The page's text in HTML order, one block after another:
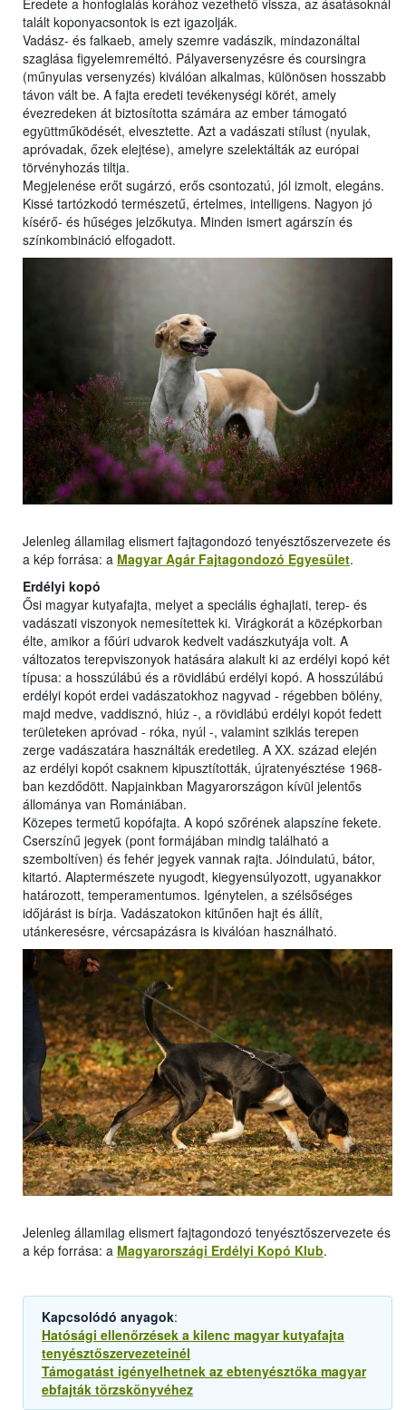
talált koponyacsontok is ezt igazolják.
Vadász- és falkaeb, amely szemre vadászik, mindazonáltal
szaglása figyelemreméltó. Pályaversenyzésre és coursingra
(műnyulas versenyzés) kiválóan alkalmas, különösen hosszabb
távon vált be. A fajta eredeti tevékenységi körét, amely
évezredeken át biztosította számára az ember támogató
együttműködését, elvesztette. Azt a vadászati stílust (nyulak,
apróvadak, őzek elejtése), amelyre szelektálták az európai
törvényhozás tiltja.
Megjelenése erőt sugárzó, erős csontozatú, jól izmolt, elegáns.
Kissé tartózkodó természetű, értelmes, intelligens. Nagyon jó
kísérő- és hűséges jelzőkutya. Minden ismert agárszín és
színkombináció elfogadott.
Jelenleg államilag elismert fajtagondozó tenyésztőszervezete és
a kép forrása: a Magyar Agár Fajtagondozó Egyesület.
Erdélyi kopó
Ősi magyar kutyafajta, melyet a speciális éghajlati, terep- és
vadászati viszonyok nemesítettek ki. Virágkorát a középkorban
élte, amikor a főúri udvarok kedvelt vadászkutyája volt. A
változatos terepviszonyok hatására alakult ki az erdélyi kopó két
típusa: a hosszúlábú és a rövidlábú erdélyi kopó. A hosszúlábú
erdélyi kopót erdei vadászatokhoz nagyvad - régebben bölény,
majd medve, vaddisznó, hiúz -, a rövidlábú erdélyi kopót fedett
területeken apróvad - róka, nyúl -, valamint sziklás terepen
zerge vadászatára használták eredetileg. A XX. század elején
az erdélyi kopót csaknem kipusztították, újratenyésztése 1968-
ban kezdődött. Napjainkban Magyarországon kívül jelentős
állománya van Romániában.
Közepes termetű kopófajta. A kopó szőrének alapszíne fekete.
Cserszínű jegyek (pont formájában mindig található a
szemboltíven) és fehér jegyek vannak rajta. Jóindulatú, bátor,
kitartó. Alaptermészete nyugodt, kiegyensúlyozott, ugyanakkor
határozott, temperamentumos. Igénytelen, a szélsőséges
időjárást is bírja. Vadászatokon kitűnően hajt és állít,
utánkeresésre, vércsapázásra is kiválóan használható.
Jelenleg államilag elismert fajtagondozó tenyésztőszervezete és
a kép forrása: a Magyarországi Erdélyi Kopó Klub.
Kapcsolódó anyagok:
Hatósági ellenőrzések a kilenc magyar kutyafajta
tenyésztőszervezeteinél
Támogatást igényelhetnek az ebtenyésztőka magyar
ebfajták törzskönyvéhez